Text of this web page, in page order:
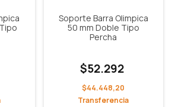
Soporte Barra Olimpica
50 mm Doble Tipo
Percha
$52.292
$44.448,20